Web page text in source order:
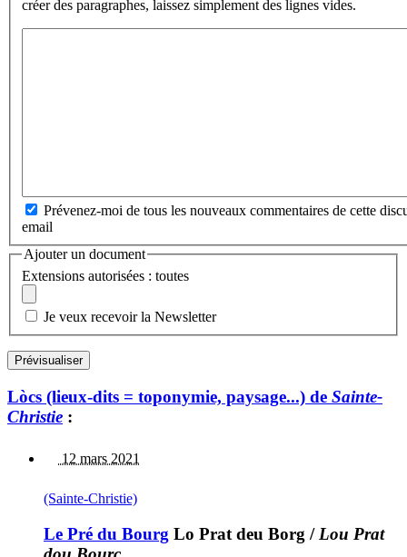
créer des paragraphes, laissez simplement des lignes vides.
Prévenez-moi de tous les nouveaux commentaires de cette
email
Ajouter un document
Extensions autorisées : toutes
Je veux recevoir la Newsletter
Lòcs (lieux-dits = toponymie, paysage...) de Sainte-
Christie :
12 mars 2021
(Sainte-Christie)
Le Pré du Bourg Lo Prat deu Borg / Lou Prat